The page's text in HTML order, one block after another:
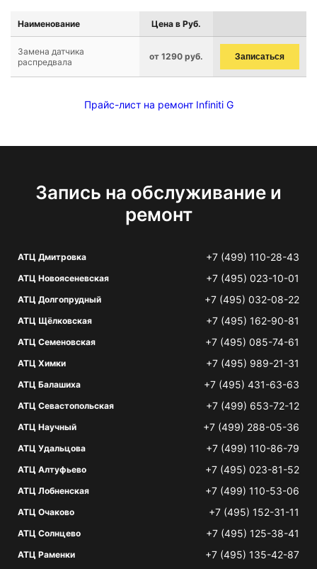
Наименование Цена в Руб.
Замена датчика
распредвала
от 1290 руб. Записаться
Прайс-лист на ремонт Infiniti G
Запись на обслуживание и
ремонт
АТЦ Дмитровка +7 (499) 110-28-43
АТЦ Новоясеневская +7 (495) 023-10-01
АТЦ Долгопрудный +7 (495) 032-08-22
АТЦ Щёлковская +7 (495) 162-90-81
АТЦ Семеновская +7 (495) 085-74-61
АТЦ Химки +7 (495) 989-21-31
АТЦ Балашиха +7 (495) 431-63-63
АТЦ Севастопольская +7 (499) 653-72-12
АТЦ Научный +7 (499) 288-05-36
АТЦ Удальцова +7 (499) 110-86-79
АТЦ Алтуфьево +7 (495) 023-81-52
АТЦ Лобненская +7 (499) 110-53-06
АТЦ Очаково +7 (495) 152-31-11
АТЦ Солнцево +7 (495) 125-38-41
АТЦ Раменки +7 (495) 135-42-87